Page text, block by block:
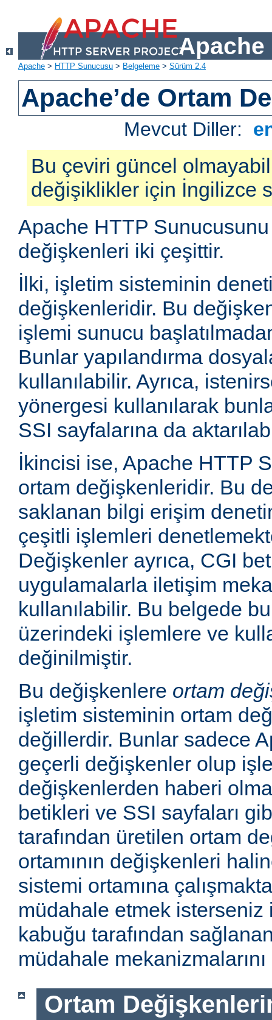
Apache
Apache > HTTP Sunucusu > Belgeleme > Sürüm 2.4
Apache’de Ortam
Mevcut Diller:
Bu çeviri güncel
değişiklikler için İngilizce
Apache HTTP
değişkenleri iki çeşittir.
İlki, işletim sisteminin
değişkenleridir. Bu
işlemi sunucu
Bunlar yapılandırma
kullanılabilir. Ayrıca,
yönergesi kullanılarak
SSI sayfalarına da
İkincisi ise, Apache HTTP
ortam değişkenleridir. Bu
saklanan bilgi erişim
çeşitli işlemleri
Değişkenler ayrıca, CGI
uygulamalarla iletişim
kullanılabilir. Bu belgede
üzerindeki işlemlere ve
değinilmiştir.
Bu değişkenlere ortam
işletim sisteminin ortam
değillerdir. Bunlar sadece
geçerli değişkenler olup
değişkenlerden haberi
betikleri ve SSI sayfaları
tarafından üretilen ortam
ortamının değişkenleri
sistemi ortamına
müdahale etmek
kabuğu tarafından
müdahale mekanizmalarını
Ortam